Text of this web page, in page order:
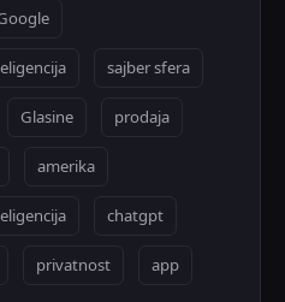
sajber sfera
Glasine prodaja
amerika
chatgpt
privatnost app